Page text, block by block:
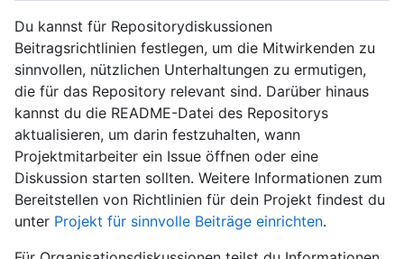
Du kannst für Repositorydiskussionen
Beitragsrichtlinien festlegen, um die Mitwirkenden zu
sinnvollen, nützlichen Unterhaltungen zu ermutigen,
die für das Repository relevant sind. Darüber hinaus
kannst du die README-Datei des Repositorys
aktualisieren, um darin festzuhalten, wann
Projektmitarbeiter ein Issue öffnen oder eine
Diskussion starten sollten. Weitere Informationen zum
Bereitstellen von Richtlinien für dein Projekt findest du
unter Projekt für sinnvolle Beiträge einrichten.